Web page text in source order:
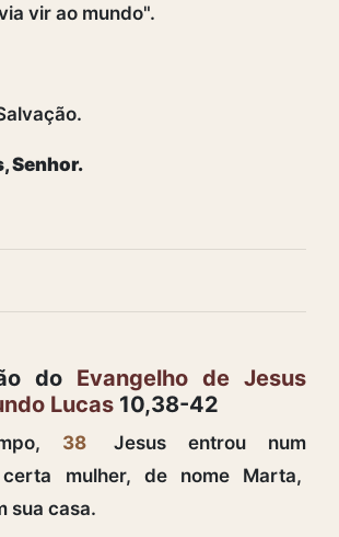
vir ao mundo".
Senhor.
do Evangelho de Jesus
Lucas 10,38-42
38
Jesus entrou num
mulher, de nome Marta,
sua casa.